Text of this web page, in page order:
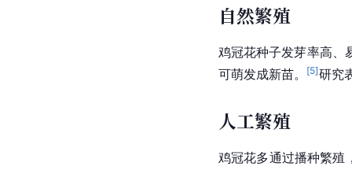
自然繁殖
鸡冠花种子发芽率高、
可萌发成新苗。
[5]研究
人工繁殖
鸡冠花多通过播种繁